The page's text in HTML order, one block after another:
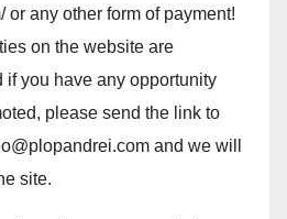
or any other form of payment!
on the website are
if you have any opportunity
please send the link to
and we will
site.